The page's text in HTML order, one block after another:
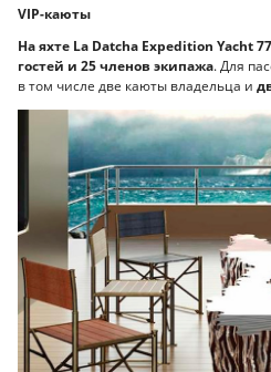
VIP-каюты
На яхте La Datcha Expedition Yacht
гостей и 25 членов экипажа. Для
в том числе две каюты владельца и